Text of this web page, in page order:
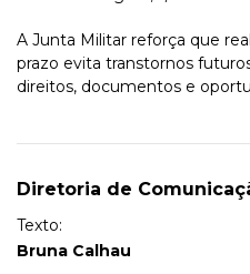
A Junta Militar reforça que
prazo evita transtornos
direitos, documentos e
Diretoria de
Texto:
Bruna Calhau